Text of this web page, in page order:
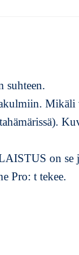
suhteen.
on se
Pro: t tekee.